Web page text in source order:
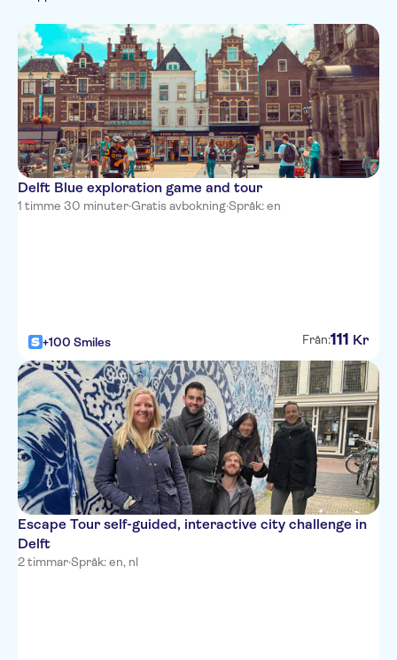
Sevärdheter
Toppattraktioner
Italian
Delft Blue exploration game and tour
1 timme 30 minuter·Gratis avbokning·Språk: en
+100 Smiles Från:111 Kr
Escape Tour self-guided, interactive city challenge in
Delft
2 timmar·Språk: en, nl